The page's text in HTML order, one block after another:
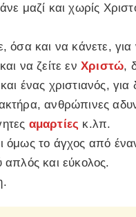
μαζί και χωρίς
όσα και να κάνετε,
να ζείτε εν Χριστώ,
ένας χριστιανός,
ανθρώπινες
αμαρτίες κ.λπ.
όμως το άγχος από
και εύκολος.